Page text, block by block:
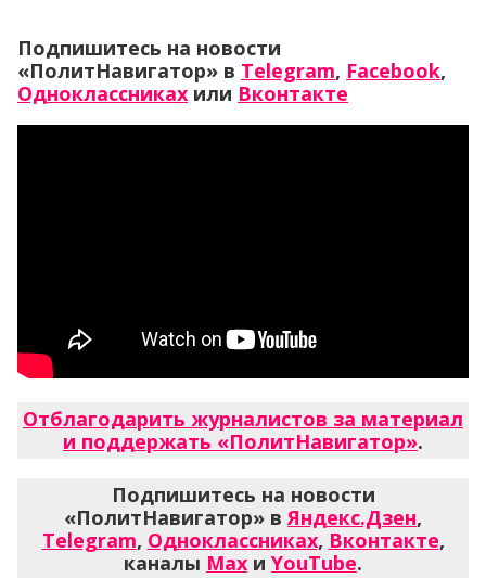
Подпишитесь на новости
«ПолитНавигатор» в Telegram, Facebook,
Одноклассниках или Вконтакте
Отблагодарить журналистов за материал
и поддержать «ПолитНавигатор».
Подпишитесь на новости
«ПолитНавигатор» вЯндекс.Дзен,
Telegram, Одноклассниках, Вконтакте,
каналы Max и YouTube.